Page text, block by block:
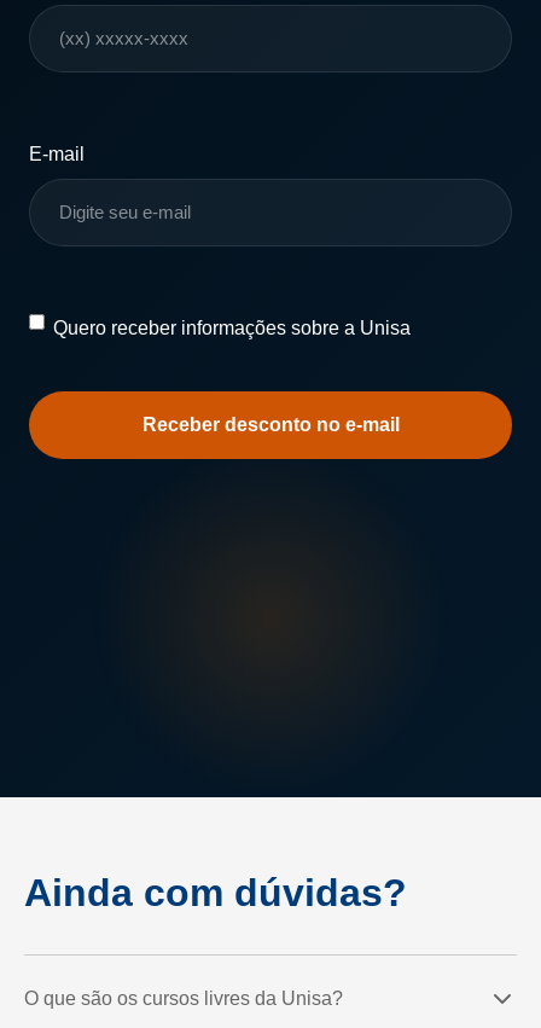
E-mail
Quero
sobre
a
Quero receber informações sobre a Unisa
Ainda com dúvidas?
O que são os cursos livres da Unisa?